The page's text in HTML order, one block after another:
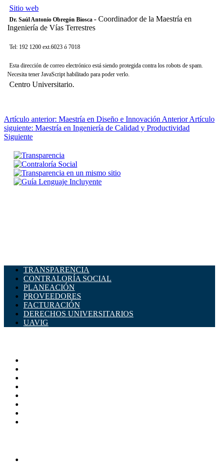
Sitio web
Dr. Saúl Antonio Obregón Biosca - Coordinador de la Maestría en
Ingeniería de Vías Terrestres
Tel: 192 1200 ext.6023 ó 7018
Esta dirección de correo electrónico está siendo protegida contra los robots de spam.
Necesita tener JavaScript habilitado para poder verlo.
Centro Universitario.
Artículo anterior: Maestría en Diseño e Innovación Anterior Artículo
siguiente: Maestría en Ingeniería de Calidad y Productividad
Siguiente
TRANSPARENCIA
CONTRALORÍA SOCIAL
PLANEACIÓN
PROVEEDORES
FACTURACIÓN
DERECHOS UNIVERSITARIOS
UAVIG